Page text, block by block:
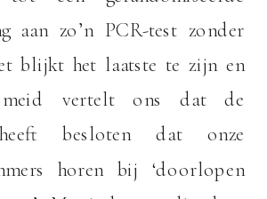
aan zo’n PCR-test zonder
blijkt het laatste te zijn en
vertelt ons dat de
besloten dat onze
horen bij ‘doorlopen